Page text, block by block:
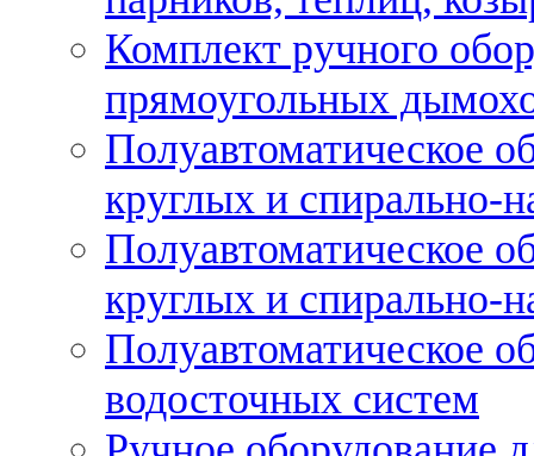
Комплект ручного
прямоугольных
Полуавтоматическое
круглых и спирально-
Полуавтоматическое
круглых и спирально-
Полуавтоматическое
водосточных систем